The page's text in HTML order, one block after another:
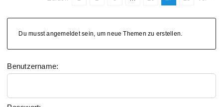
Du musst angemeldet sein, um neue Themen zu erstellen.
Benutzername: